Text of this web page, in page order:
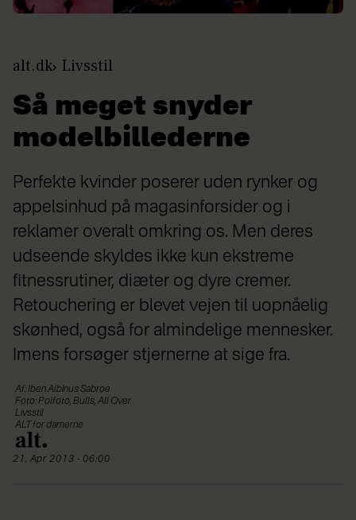
alt.dk Livsstil
Så meget snyder
modelbillederne
Perfekte kvinder poserer uden rynker og
appelsinhud på magasinforsider og i
reklamer overalt omkring os. Men deres
udseende skyldes ikke kun ekstreme
fitnessrutiner, diæter og dyre cremer.
Retouchering er blevet vejen til uopnåelig
skønhed, også for almindelige mennesker.
Imens forsøger stjernerne at sige fra.
Af: Iben Albinus Sabroe
Foto: Polfoto, Bulls, All Over
Livsstil
ALT for damerne
21. Apr 2013 - 06:00